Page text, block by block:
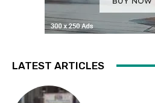
LATEST ARTICLES